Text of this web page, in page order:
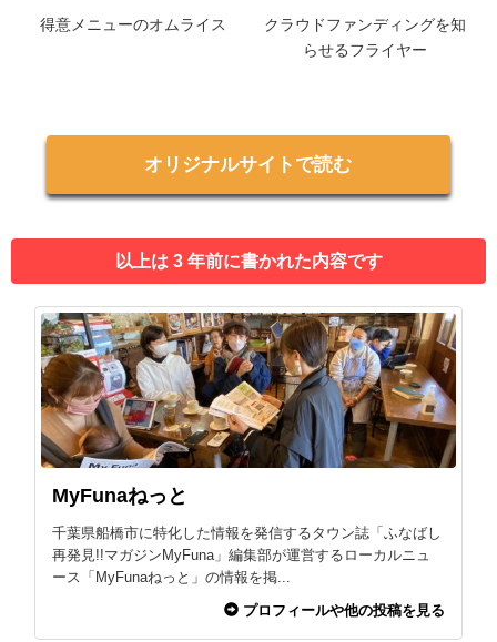
得意メニューのオムライス
クラウドファンディングを知
らせるフライヤー
オリジナルサイトで読む
以上は 3 年前に書かれた内容です
MyFunaねっと
千葉県船橋市に特化した情報を発信するタウン誌「ふなばし
再発見!!マガジンMyFuna」編集部が運営するローカルニュ
ース「MyFunaねっと」の情報を掲...
プロフィールや他の投稿を見る